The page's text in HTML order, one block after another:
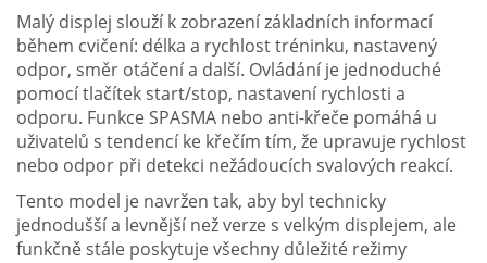
Malý displej slouží k zobrazení základních informací
během cvičení: délka a rychlost tréninku, nastavený
odpor, směr otáčení a další. Ovládání je jednoduché
pomocí tlačítek start/stop, nastavení rychlosti a
odporu. Funkce SPASMA nebo anti-křeče pomáhá u
uživatelů s tendencí ke křečím tím, že upravuje rychlost
nebo odpor při detekci nežádoucích svalových reakcí.
Tento model je navržen tak, aby byl technicky
jednodušší a levnější než verze s velkým displejem, ale
funkčně stále poskytuje všechny důležité režimy